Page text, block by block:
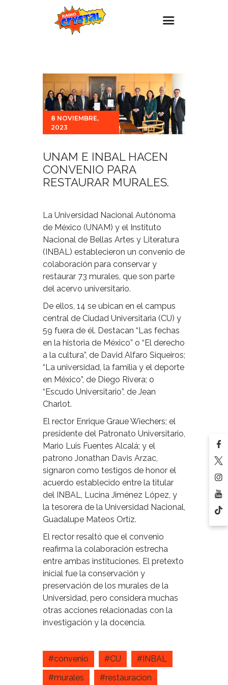
Estaciones
Eventos
Promociones
Noticias
Para ti
Contacto
8 NOVIEMBRE,
2023
UNAM E INBAL HACEN
CONVENIO PARA
RESTAURAR MURALES.
La Universidad Nacional Autónoma
de México (UNAM) y el Instituto
Nacional de Bellas Artes y Literatura
(INBAL) establecieron un convenio de
colaboración para conservar y
restaurar 73 murales, que son parte
del acervo universitario.
De ellos, 14 se ubican en el campus
central de Ciudad Universitaria (CU) y
59 fuera de él. Destacan “Las fechas
en la historia de México” o “El derecho
a la cultura”, de David Alfaro Siqueiros;
“La universidad, la familia y el deporte
en México”, de Diego Rivera; o
“Escudo Universitario”, de Jean
Charlot.
El rector Enrique Graue Wiechers; el
presidente del Patronato Universitario,
Mario Luis Fuentes Alcalá; y el
patrono Jonathan Davis Arzac,
signaron como testigos de honor el
acuerdo establecido entre la titular
del INBAL, Lucina Jiménez López, y
la tesorera de la Universidad Nacional,
Guadalupe Mateos Ortíz.
El rector resaltó que el convenio
reafirma la colaboración estrecha
entre ambas instituciones. El pretexto
inicial fue la conservación y
preservación de los murales de la
Universidad, pero considera muchas
otras acciones relacionadas con la
investigación y la docencia.
#convenio #CU
#INBAL
#murales
#restauracion